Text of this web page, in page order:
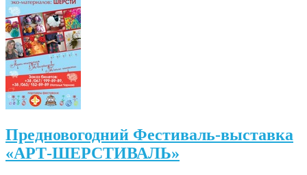
Предновогодний Фестиваль-выставка
«АРТ-ШЕРСТИВАЛЬ»